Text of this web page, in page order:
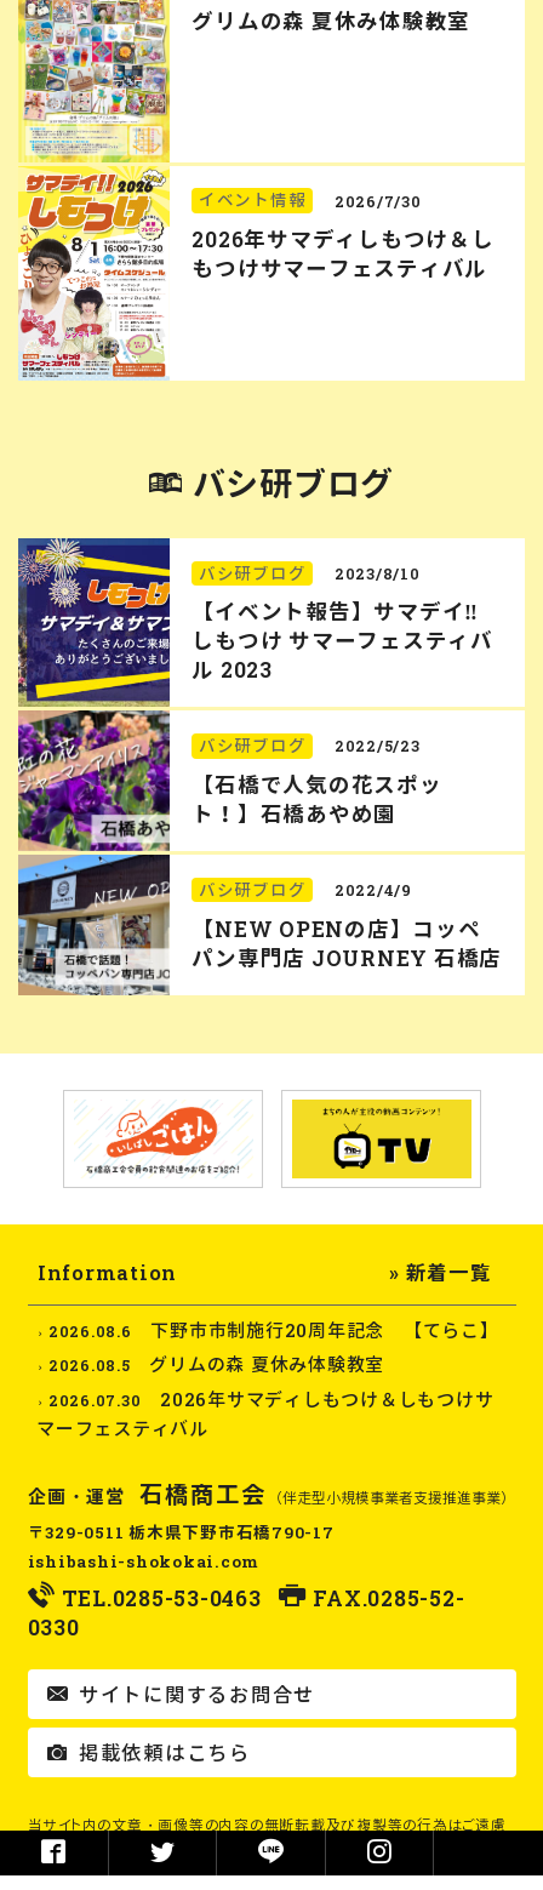
グリムの森 夏休み体験教室
イベント情報 2026/7/30
2026年サマディしもつけ＆し
もつけサマーフェスティバル
バシ研ブログ
バシ研ブログ 2023/8/10
【イベント報告】サマデイ‼︎
しもつけ サマーフェスティバ
ル 2023
バシ研ブログ 2022/5/23
【石橋で人気の花スポッ
ト！】石橋あやめ園
バシ研ブログ 2022/4/9
【NEW OPENの店】コッペ
パン専門店 JOURNEY 石橋店
Information » 新着一覧
2026.08.6 下野市市制施行20周年記念 【てらこ】
2026.08.5 グリムの森 夏休み体験教室
2026.07.30
2026年サマディしもつけ＆しもつけサ
マーフェスティバル
企画・運営 石橋商工会 （伴走型小規模事業者支援推進事業）
〒329-0511 栃木県下野市石橋790-17
ishibashi-shokokai.com
TEL.0285-53-0463
FAX.0285-52-
0330
サイトに関するお問合せ
掲載依頼はこちら
当サイト内の文章・画像等の内容の無断転載及び複製等の行為はご遠慮
ください。